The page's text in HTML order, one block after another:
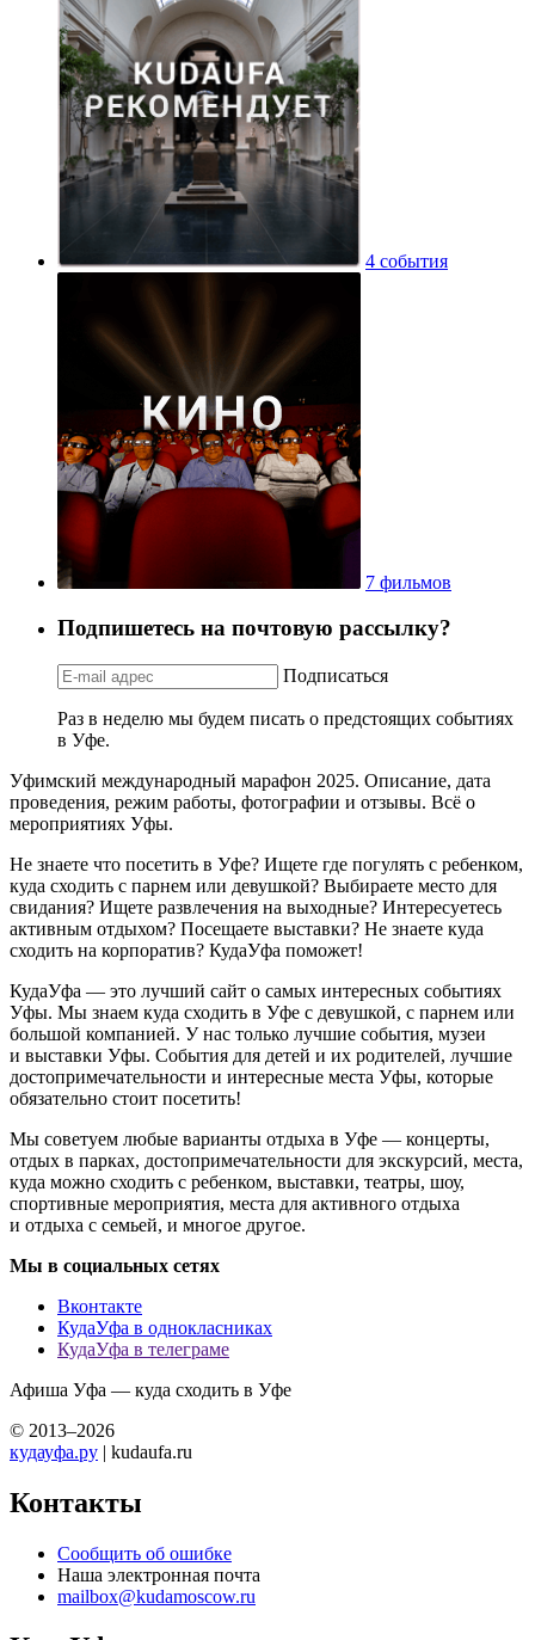
4 события
7 фильмов
Подпишетесь на почтовую рассылку?
Подписаться
Раз в неделю мы будем писать о предстоящих событиях
в Уфе.
Уфимский международный марафон 2025. Описание, дата
проведения, режим работы, фотографии и отзывы. Всё о
мероприятиях Уфы.
Не знаете что посетить в Уфе? Ищете где погулять с ребенком,
куда сходить с парнем или девушкой? Выбираете место для
свидания? Ищете развлечения на выходные? Интересуетесь
активным отдыхом? Посещаете выставки? Не знаете куда
сходить на корпоратив? КудаУфа поможет!
КудаУфа — это лучший сайт о самых интересных событиях
Уфы. Мы знаем куда сходить в Уфе с девушкой, с парнем или
большой компанией. У нас только лучшие события, музеи
и выставки Уфы. События для детей и их родителей, лучшие
достопримечательности и интересные места Уфы, которые
обязательно стоит посетить!
Мы советуем любые варианты отдыха в Уфе — концерты,
отдых в парках, достопримечательности для экскурсий, места,
куда можно сходить с ребенком, выставки, театры, шоу,
спортивные мероприятия, места для активного отдыха
и отдыха с семьей, и многое другое.
Мы в социальных сетях
Вконтакте
КудаУфа в однокласниках
КудаУфа в телеграме
Афиша Уфа — куда сходить в Уфе
© 2013–2026
кудауфа.ру | kudaufa.ru
Контакты
Сообщить об ошибке
Наша электронная почта
mailbox@kudamoscow.ru